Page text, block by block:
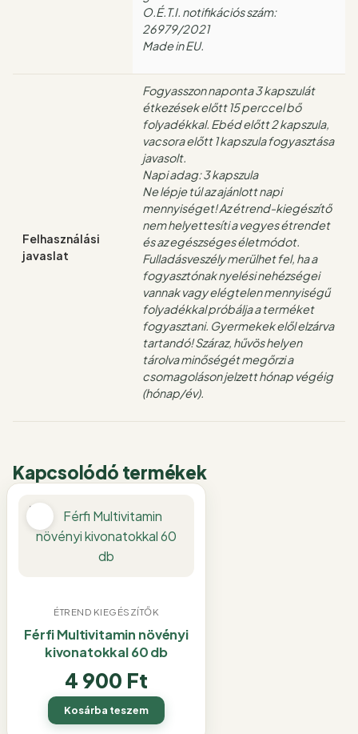
O.É.T.I. notifikációs szám:
26979/2021
Made in EU.
Felhasználási
javaslat
Fogyasszon naponta 3 kapszulát
étkezések előtt 15 perccel bő
folyadékkal. Ebéd előtt 2 kapszula,
vacsora előtt 1 kapszula fogyasztása
javasolt.
Napi adag: 3 kapszula
Ne lépje túl az ajánlott napi
mennyiséget! Az étrend-kiegészítő
nem helyettesíti a vegyes étrendet
és az egészséges életmódot.
Fulladásveszély merülhet fel, ha a
fogyasztónak nyelési nehézségei
vannak vagy elégtelen mennyiségű
folyadékkal próbálja a terméket
fogyasztani. Gyermekek elől elzárva
tartandó! Száraz, hűvös helyen
tárolva minőségét megőrzi a
csomagoláson jelzett hónap végéig
(hónap/év).
Kapcsolódó termékek
ÉTREND KIEGÉSZÍTŐK
Férfi Multivitamin növényi
kivonatokkal 60 db
4 900 Ft
Kosárba teszem